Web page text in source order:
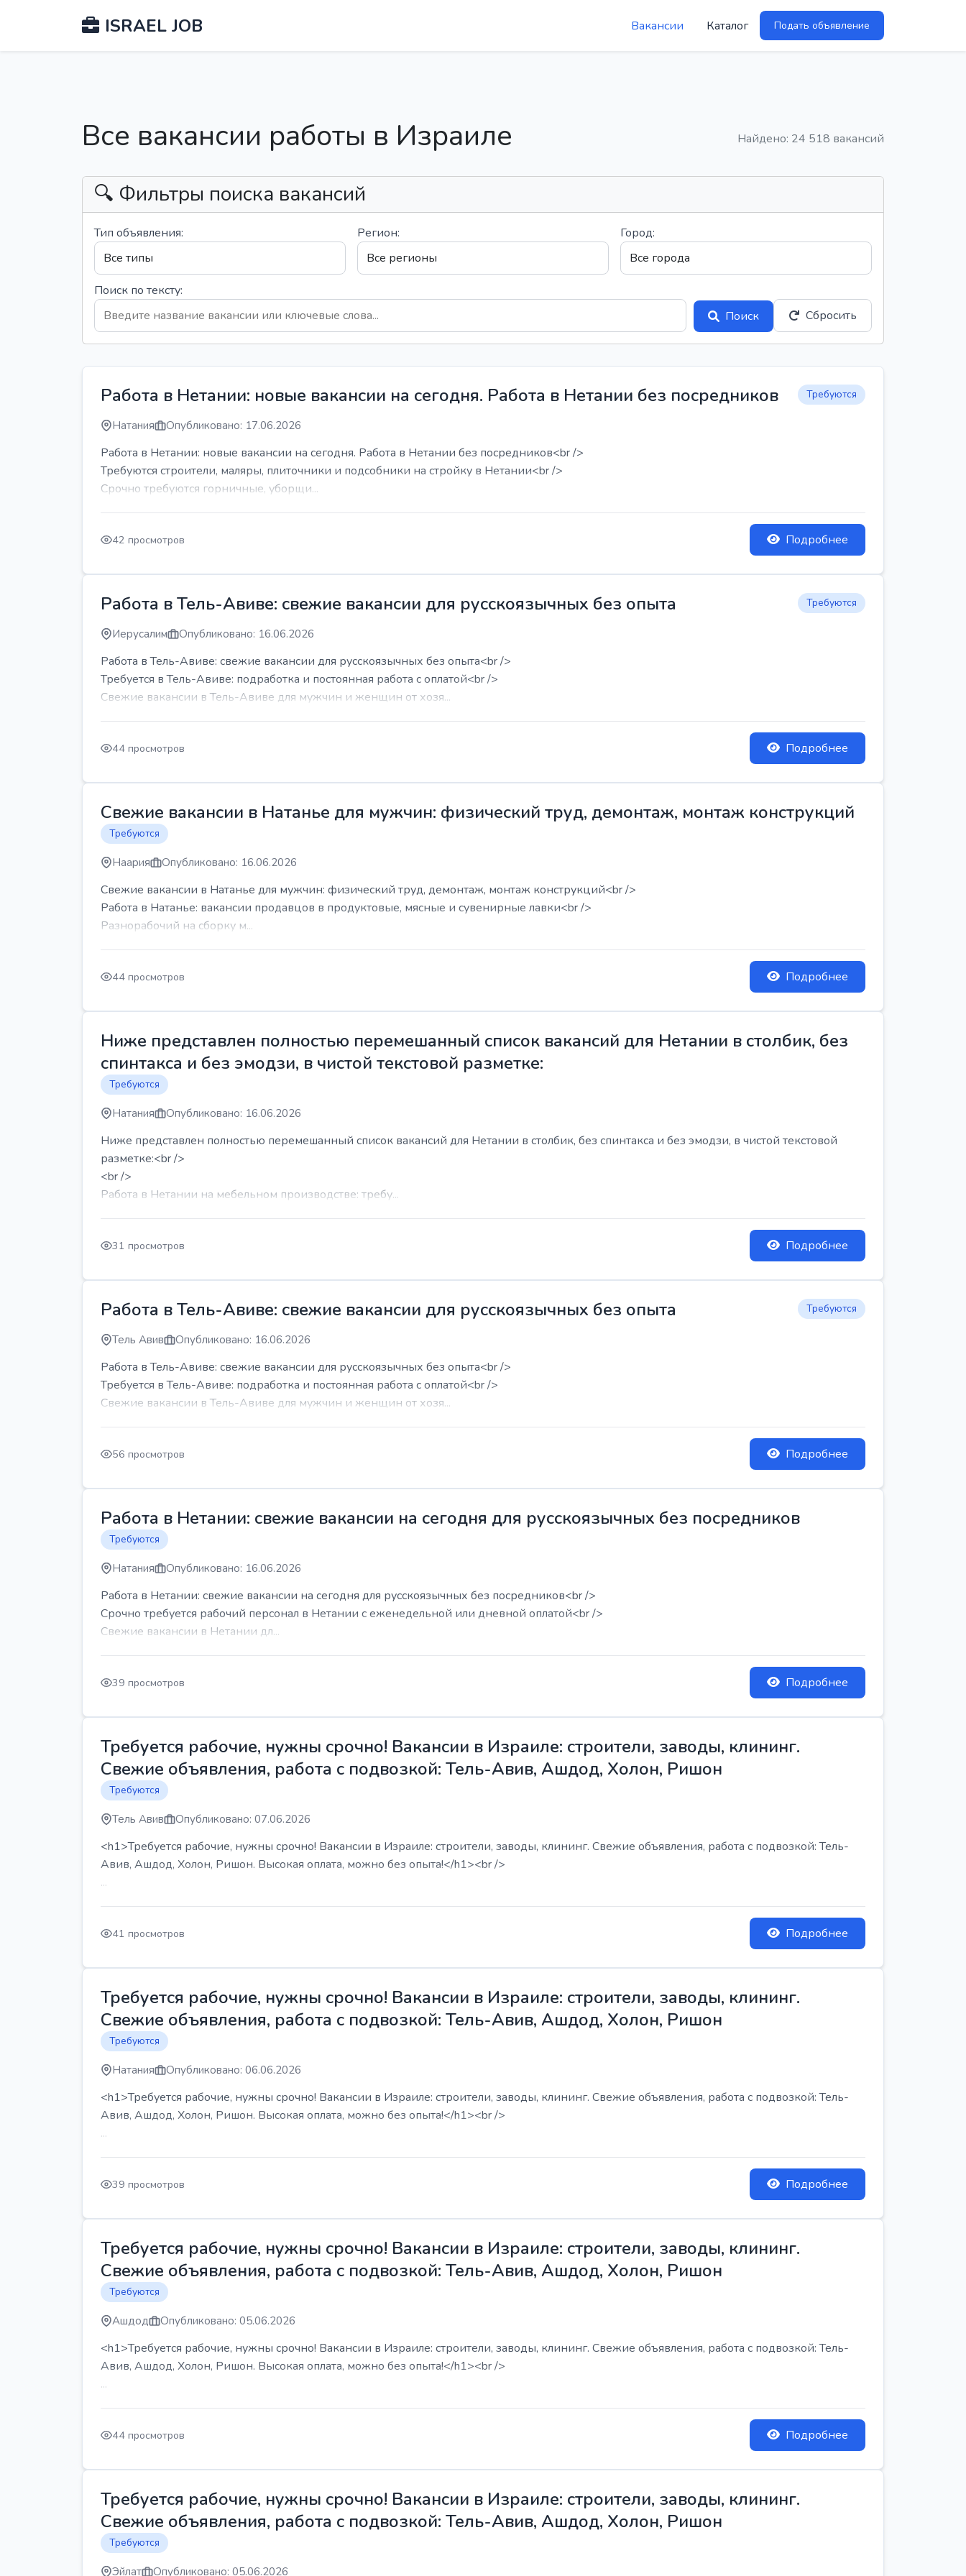
ISRAEL JOB Вакансии Каталог Подать объявление
Все вакансии работы в Израиле Найдено: 24 518 вакансий
🔍 Фильтры поиска вакансий
Тип объявления: Регион: Город:
Поиск по тексту:
Поиск
Сбросить
Работа в Нетании: новые вакансии на сегодня. Работа в Нетании без посредников Требуются
Натания Опубликовано: 17.06.2026
Работа в Нетании: новые вакансии на сегодня. Работа в Нетании без посредников<br />
Требуются строители, маляры, плиточники и подсобники на стройку в Нетании<br />
Срочно требуются горничные, уборщи...
42 просмотров Подробнее
Работа в Тель-Авиве: свежие вакансии для русскоязычных без опыта Требуются
Иерусалим Опубликовано: 16.06.2026
Работа в Тель-Авиве: свежие вакансии для русскоязычных без опыта<br />
Требуется в Тель-Авиве: подработка и постоянная работа с оплатой<br />
Свежие вакансии в Тель-Авиве для мужчин и женщин от хозя...
44 просмотров Подробнее
Свежие вакансии в Натанье для мужчин: физический труд, демонтаж, монтаж конструкций
Требуются
Наария Опубликовано: 16.06.2026
Свежие вакансии в Натанье для мужчин: физический труд, демонтаж, монтаж конструкций<br />
Работа в Натанье: вакансии продавцов в продуктовые, мясные и сувенирные лавки<br />
Разнорабочий на сборку м...
44 просмотров Подробнее
Ниже представлен полностью перемешанный список вакансий для Нетании в столбик, без
спинтакса и без эмодзи, в чистой текстовой разметке:
Требуются
Натания Опубликовано: 16.06.2026
Ниже представлен полностью перемешанный список вакансий для Нетании в столбик, без спинтакса и без эмодзи, в чистой текстовой
разметке:<br />
<br />
Работа в Нетании на мебельном производстве: требу...
31 просмотров Подробнее
Работа в Тель-Авиве: свежие вакансии для русскоязычных без опыта Требуются
Тель Авив Опубликовано: 16.06.2026
Работа в Тель-Авиве: свежие вакансии для русскоязычных без опыта<br />
Требуется в Тель-Авиве: подработка и постоянная работа с оплатой<br />
Свежие вакансии в Тель-Авиве для мужчин и женщин от хозя...
56 просмотров Подробнее
Работа в Нетании: свежие вакансии на сегодня для русскоязычных без посредников
Требуются
Натания Опубликовано: 16.06.2026
Работа в Нетании: свежие вакансии на сегодня для русскоязычных без посредников<br />
Срочно требуется рабочий персонал в Нетании с еженедельной или дневной оплатой<br />
Свежие вакансии в Нетании дл...
39 просмотров Подробнее
Требуется рабочие, нужны срочно! Вакансии в Израиле: строители, заводы, клининг.
Свежие объявления, работа с подвозкой: Тель-Авив, Ашдод, Холон, Ришон
Требуются
Тель Авив Опубликовано: 07.06.2026
<h1>Требуется рабочие, нужны срочно! Вакансии в Израиле: строители, заводы, клининг. Свежие объявления, работа с подвозкой: Тель-
Авив, Ашдод, Холон, Ришон. Высокая оплата, можно без опыта!</h1><br />
...
41 просмотров Подробнее
Требуется рабочие, нужны срочно! Вакансии в Израиле: строители, заводы, клининг.
Свежие объявления, работа с подвозкой: Тель-Авив, Ашдод, Холон, Ришон
Требуются
Натания Опубликовано: 06.06.2026
<h1>Требуется рабочие, нужны срочно! Вакансии в Израиле: строители, заводы, клининг. Свежие объявления, работа с подвозкой: Тель-
Авив, Ашдод, Холон, Ришон. Высокая оплата, можно без опыта!</h1><br />
...
39 просмотров Подробнее
Требуется рабочие, нужны срочно! Вакансии в Израиле: строители, заводы, клининг.
Свежие объявления, работа с подвозкой: Тель-Авив, Ашдод, Холон, Ришон
Требуются
Ашдод Опубликовано: 05.06.2026
<h1>Требуется рабочие, нужны срочно! Вакансии в Израиле: строители, заводы, клининг. Свежие объявления, работа с подвозкой: Тель-
Авив, Ашдод, Холон, Ришон. Высокая оплата, можно без опыта!</h1><br />
...
44 просмотров Подробнее
Требуется рабочие, нужны срочно! Вакансии в Израиле: строители, заводы, клининг.
Свежие объявления, работа с подвозкой: Тель-Авив, Ашдод, Холон, Ришон
Требуются
Эйлат Опубликовано: 05.06.2026